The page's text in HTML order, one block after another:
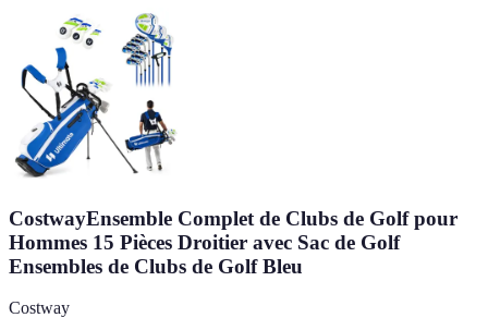
CostwayEnsemble Complet de Clubs de Golf pour
Hommes 15 Pièces Droitier avec Sac de Golf
Ensembles de Clubs de Golf Bleu
Costway